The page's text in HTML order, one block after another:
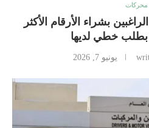
محركات
بشراء الأرقام الأكثر
بطلب خطي لديها
يونيو 7, 2026